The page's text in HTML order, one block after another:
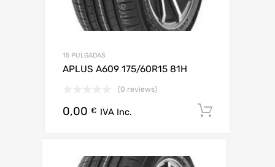
15 PULGADAS
APLUS A609 175/60R15 81H
(0 reviews)
0,00 € IVA Inc.